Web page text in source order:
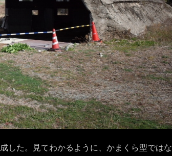
した。見てわかるように、かまくら型ではな